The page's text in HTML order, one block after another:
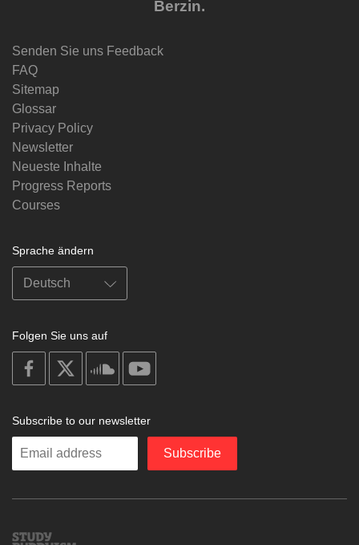
Berzin.
Senden Sie uns Feedback
FAQ
Sitemap
Glossar
Privacy Policy
Newsletter
Neueste Inhalte
Progress Reports
Courses
Sprache ändern
Folgen Sie uns auf
on
facebook
soundcloud
Subscribe to our newsletter
Enter
Subscribe
Study